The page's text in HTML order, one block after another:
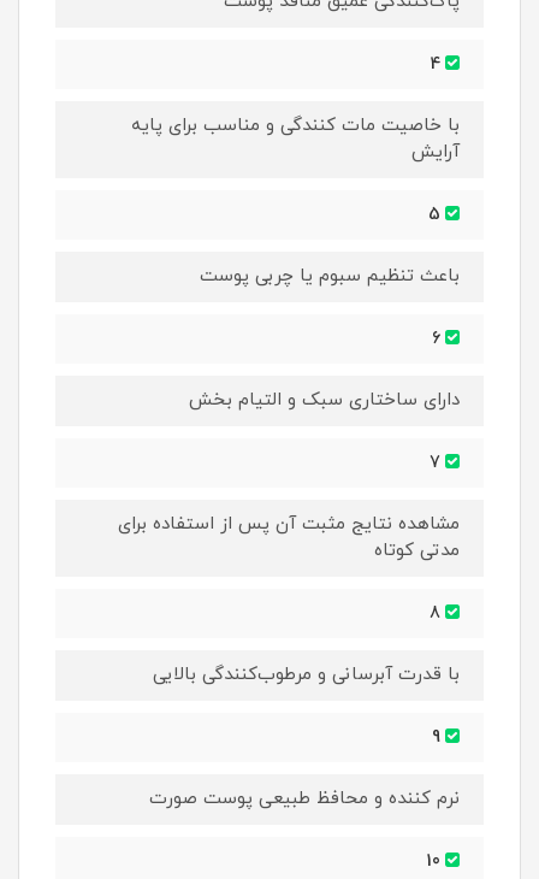
با خاصیت مات کنندگی و مناسب برای پایه
آرایش
باعث تنظیم سبوم یا چربی پوست
دارای ساختاری سبک و التیام بخش
مشاهده نتایج مثبت آن پس از استفاده برای
مدتی کوتاه
با قدرت آبرسانی و مرطوب‌کنندگی بالایی
نرم کننده و محافظ طبیعی پوست صورت